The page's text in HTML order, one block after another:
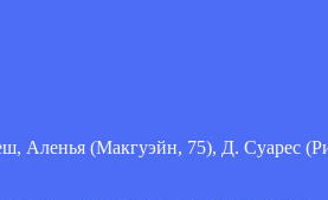
Аленья (Макгуэйн, 75), Д. Суарес